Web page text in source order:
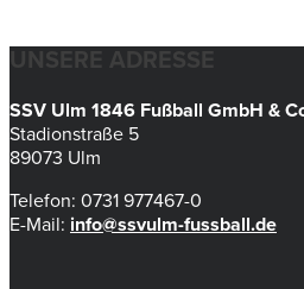
UNSERE ADRESSE
SSV Ulm 1846 Fußball GmbH &
Stadionstraße 5
89073 Ulm
Telefon: 0731 977467-0
E-Mail: info@ssvulm-fussball.de